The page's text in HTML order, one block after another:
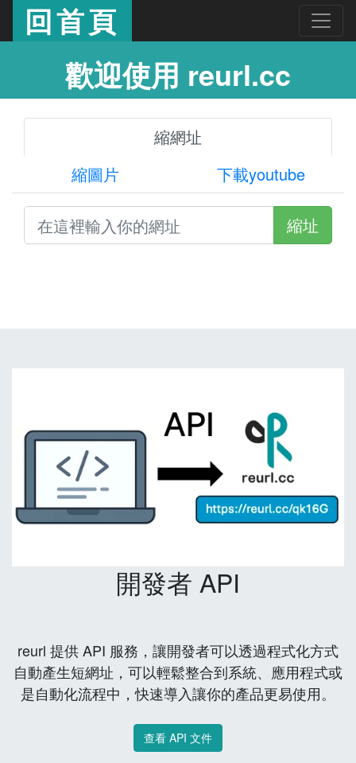
回首頁
歡迎使用 reurl.cc
縮網址
縮圖片
下載youtube
縮址
開發者 API
reurl 提供 API 服務，讓開發者可以透過程式化方式
自動產生短網址，可以輕鬆整合到系統、應用程式或
是自動化流程中，快速導入讓你的產品更易使用。
查看 API 文件